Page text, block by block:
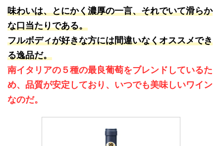
味わいは、とにかく濃厚の一言、それでいて滑らか
な口当たりである。
フルボディが好きな方には間違いなくオススメでき
る逸品だ。
南イタリアの５種の最良葡萄をブレンドしているた
め、品質が安定しており、いつでも美味しいワイン
なのだ。